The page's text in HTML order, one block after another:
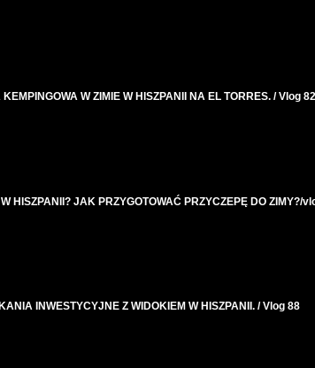
W ZIMIE W HISZPANII NA EL TORRES. / Vlog 82
HISZPANII? JAK PRZYGOTOWAĆ PRZYCZEPĘ DO ZIMY?/
INWESTYCYJNE Z WIDOKIEM W HISZPANII. / Vlog 88